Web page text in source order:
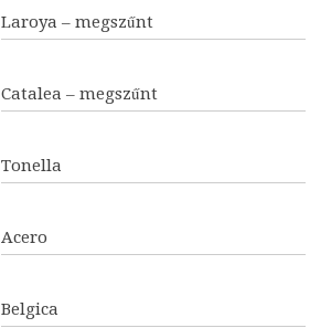
Laroya – megszűnt
Catalea – megszűnt
Tonella
Acero
Belgica